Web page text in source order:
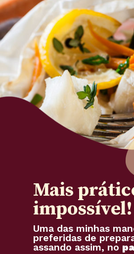
Uma das minhas
preferidas de
assando assim, no
Mais
impossível!